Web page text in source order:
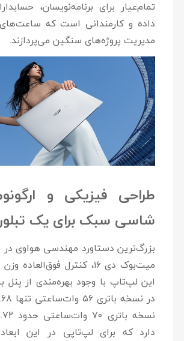
تمام‌عیار برای برنامه‌نویسان،
داده و کارمندانی است که ساعت‌های
مدیریت پروژه‌های سنگین می‌پردازند.
طراحی فیزیکی و
شاسی سبک برای یک تبلور ۱۶
بزرگ‌ترین دستاورد مهندسی هواوی در
میت‌بوک دی ۱۶، کنترل
در نسخه باتری ۵۶ وات‌ساعتی تنها
۱.۶۸
نسخه باتری ۷۰ وات‌ساعتی حدود
۱.۷۲
دارد که برای لپ‌تاپی در این